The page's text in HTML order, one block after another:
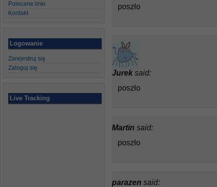
Polecane linki
Kontakt
Logowanie
Zarejestruj się
Zaloguj się
Live Tracking
poszło
Jurek said:
poszło
Martin said:
poszło
parazen said: